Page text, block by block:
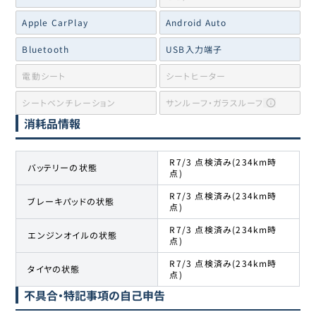
66 シビックタイプR 625.4万円 603万円
67 シビックタイプR 627.7万円 608万円
68
ホンダ
シビックタイプR 628万円 603万円
69 シビックタイプR 628.5万円 609.9万円
70
ホンダ
シビックタイプR 628.7万円 597.7万円
71 630万円 598万円
72
ホンダ
シビックタイプR 633.7万円
Apple CarPlay Android Auto
Bluetooth USB入力端子
電動シート シートヒーター
シートベンチレーション サンルーフ・ガラスルーフ
消耗品情報
バッテリーの状態
R7/3 点検済み(234km時
点)
ブレーキパッドの状態
R7/3 点検済み(234km時
点)
エンジンオイルの状態
R7/3 点検済み(234km時
点)
タイヤの状態
R7/3 点検済み(234km時
点)
不具合・特記事項の自己申告